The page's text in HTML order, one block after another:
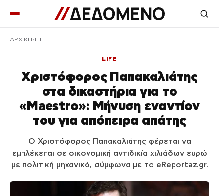
ΑΡΧΙΚΉ LIFE
LIFE
Χριστόφορος Παπακαλιάτης
στα δικαστήρια για το
«Maestro»: Μήνυση εναντίον
του για απόπειρα απάτης
Ο Χριστόφορος Παπακαλιάτης φέρεται να
εμπλέκεται σε οικονομική αντιδικία χιλιάδων ευρώ
με πολιτική μηχανικό, σύμφωνα με το eReportaz.gr.